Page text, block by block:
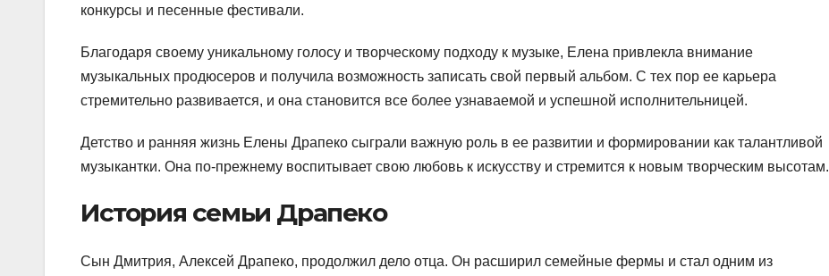
конкурсы и песенные фестивали.
Благодаря своему уникальному голосу и творческому подходу к музыке, Елена привлекла внимание
музыкальных продюсеров и получила возможность записать свой первый альбом. С тех пор ее карьера
стремительно развивается, и она становится все более узнаваемой и успешной исполнительницей.
Детство и ранняя жизнь Елены Драпеко сыграли важную роль в ее развитии и формировании как талантливой
музыкантки. Она по-прежнему воспитывает свою любовь к искусству и стремится к новым творческим высотам.
История семьи Драпеко
Сын Дмитрия, Алексей Драпеко, продолжил дело отца. Он расширил семейные фермы и стал одним из